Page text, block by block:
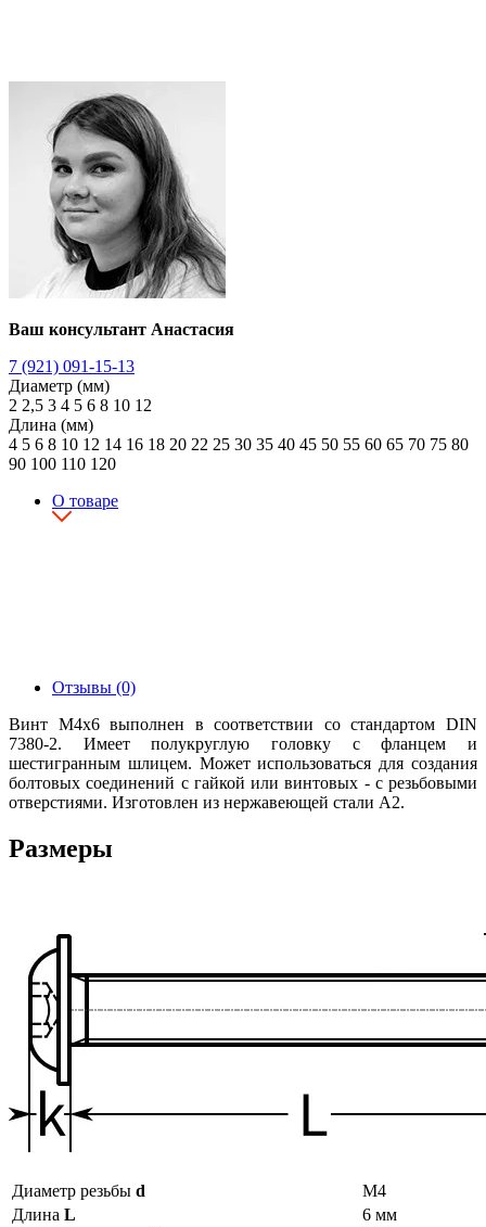
Ваш консультант Анастасия
7 (921) 091-15-13
Диаметр (мм)
2 2,5 3 4 5 6 8 10 12
Длина (мм)
4 5 6 8 10 12 14 16 18 20 22 25 30 35 40 45 50 55 60 65 70 75 80
90 100 110 120
О товаре
Отзывы (0)
Винт М4х6 выполнен в соответствии со стандартом DIN
7380-2. Имеет полукруглую головку с фланцем и
шестигранным шлицем. Может использоваться для создания
болтовых соединений с гайкой или винтовых - с резьбовыми
отверстиями. Изготовлен из нержавеющей стали А2.
Размеры
Диаметр резьбы d
М4
Длина L
6 мм